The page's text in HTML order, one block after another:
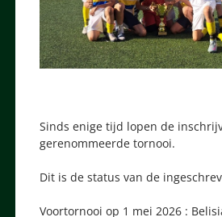
Sinds enige tijd lopen de
gerenommeerde tornooi.
Dit is de status van de
Voortornooi op 1 mei 2026 :